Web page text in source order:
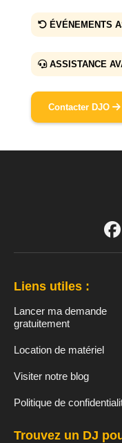
ÉVÉNEMENTS
ASSISTANCE
Contacter DJO
Liens utiles :
Lancer ma demande
gratuitement
Location de matériel
Visiter notre blog
Politique de
Trouvez un DJ